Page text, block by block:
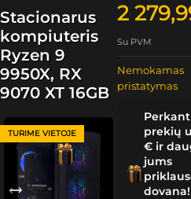
Stacionarus
kompiuteris
Ryzen 9
9950X, RX
9070 XT 16GB
TURIME VIETOJE
2
Su PVM
Nemokamas
pristatymas
Perkant
prekių
€ ir
jums
dovana!